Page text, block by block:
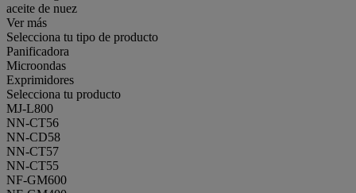
aceite de nuez
Ver más
Selecciona tu tipo de producto
Panificadora
Microondas
Exprimidores
Selecciona tu producto
MJ-L800
NN-CT56
NN-CD58
NN-CT57
NN-CT55
NF-GM600